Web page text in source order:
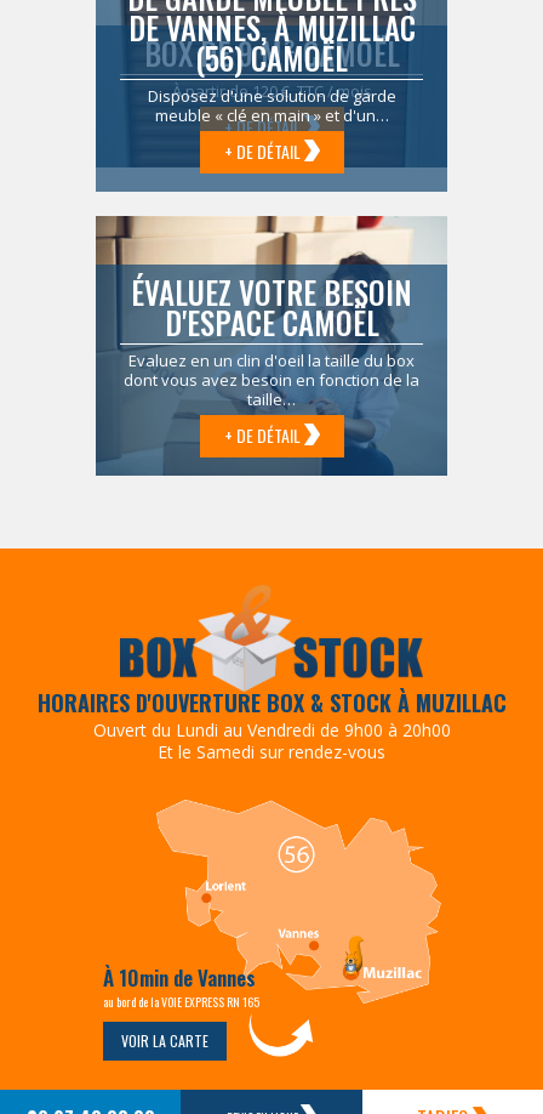
BOX DE 9 M² CAMOËL
À partir de 120 € TTC / mois
+ DE DÉTAIL
DE VANNES, À MUZILLAC
(56) CAMOËL
Disposez d'une solution de garde
meuble « clé en main » et d'un…
+ DE DÉTAIL
ÉVALUEZ VOTRE BESOIN
D'ESPACE CAMOËL
Evaluez en un clin d'oeil la taille du box
dont vous avez besoin en fonction de la
taille…
+ DE DÉTAIL
HORAIRES D'OUVERTURE BOX & STOCK À MUZILLAC
Ouvert du Lundi au Vendredi de 9h00 à 20h00
Et le Samedi sur rendez-vous
À 10min de Vannes
au bord de la VOIE EXPRESS RN 165
VOIR LA CARTE